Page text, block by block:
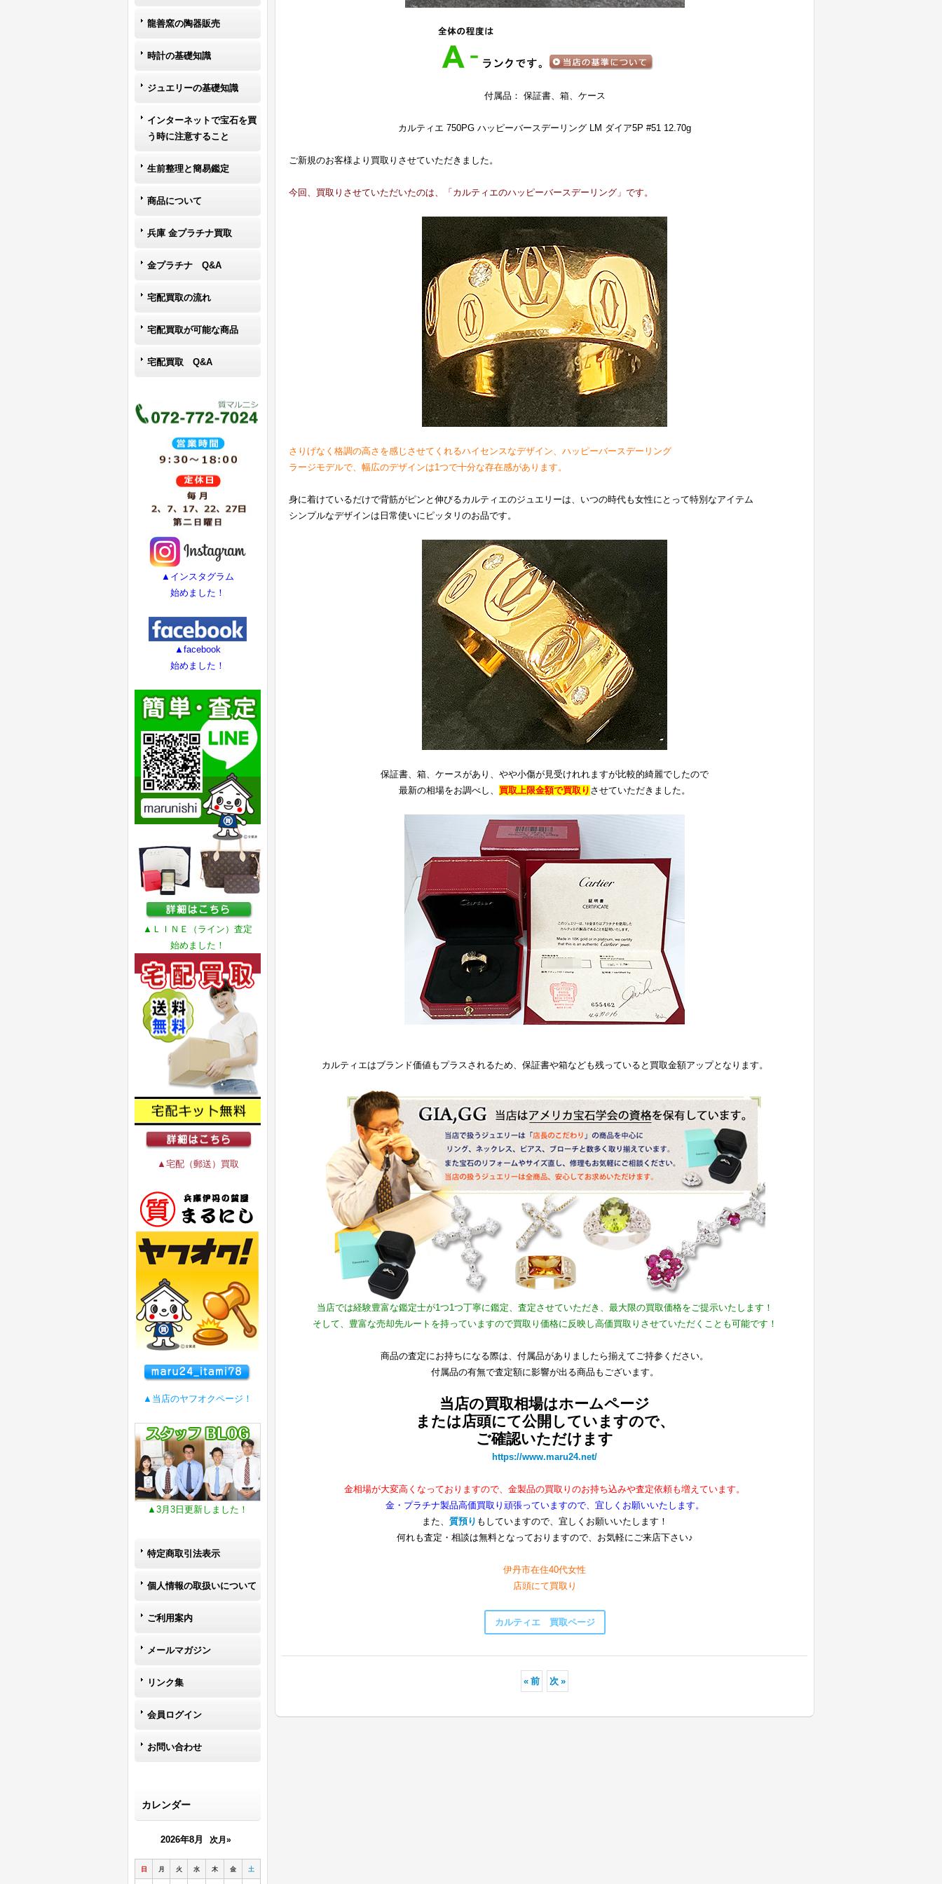
龍善窯の陶器販売
時計の基礎知識
ジュエリーの基礎知識
インターネットで宝石を買
う時に注意すること
生前整理と簡易鑑定
商品について
兵庫 金プラチナ買取
金プラチナ Q&A
宅配買取の流れ
宅配買取が可能な商品
宅配買取 Q&A
▲インスタグラム
始めました！
▲facebook
始めました！
▲ＬＩＮＥ（ライン）査定
始めました！
▲宅配（郵送）買取
▲当店のヤフオクページ！
▲3月3日更新しました！
特定商取引法表示
個人情報の取扱いについて
ご利用案内
メールマガジン
リンク集
会員ログイン
お問い合わせ
カレンダー
2026年8月 次月»
日 月 火 水 木 金 土
付属品： 保証書、箱、ケース
カルティエ 750PG ハッピーバースデーリング LM ダイア5P #51 12.70g
ご新規のお客様より買取りさせていただきました。
今回、買取りさせていただいたのは、「カルティエのハッピーバースデーリング」です。
さりげなく格調の高さを感じさせてくれるハイセンスなデザイン、ハッピーバースデーリング
ラージモデルで、幅広のデザインは1つで十分な存在感があります。
身に着けているだけで背筋がピンと伸びるカルティエのジュエリーは、いつの時代も女性にとって特別なアイテム
シンプルなデザインは日常使いにピッタリのお品です。
保証書、箱、ケースがあり、やや小傷が見受けれれますが比較的綺麗でしたので
最新の相場をお調べし、 買取上限金額で買取り させていただきました。
カルティエはブランド価値もプラスされるため、保証書や箱なども残っていると買取金額アップとなります。
当店では経験豊富な鑑定士が1つ1つ丁寧に鑑定、査定させていただき、最大限の買取価格をご提示いたします！
そして、豊富な売却先ルートを持っていますので買取り価格に反映し高価買取りさせていただくことも可能です！
商品の査定にお持ちになる際は、付属品がありましたら揃えてご持参ください。
付属品の有無で査定額に影響が出る商品もございます。
当店の買取相場はホームページ
または店頭にて公開していますので、
ご確認いただけます
https://www.maru24.net/
金相場が大変高くなっておりますので、金製品の買取りのお持ち込みや査定依頼も増えています。
金・プラチナ製品高価買取り頑張っていますので、宜しくお願いいたします。
また、 質預り もしていますので、宜しくお願いいたします！
何れも査定・相談は無料となっておりますので、お気軽にご来店下さい♪
伊丹市在住40代女性
店頭にて買取り
カルティエ 買取ページ
« 前 次 »